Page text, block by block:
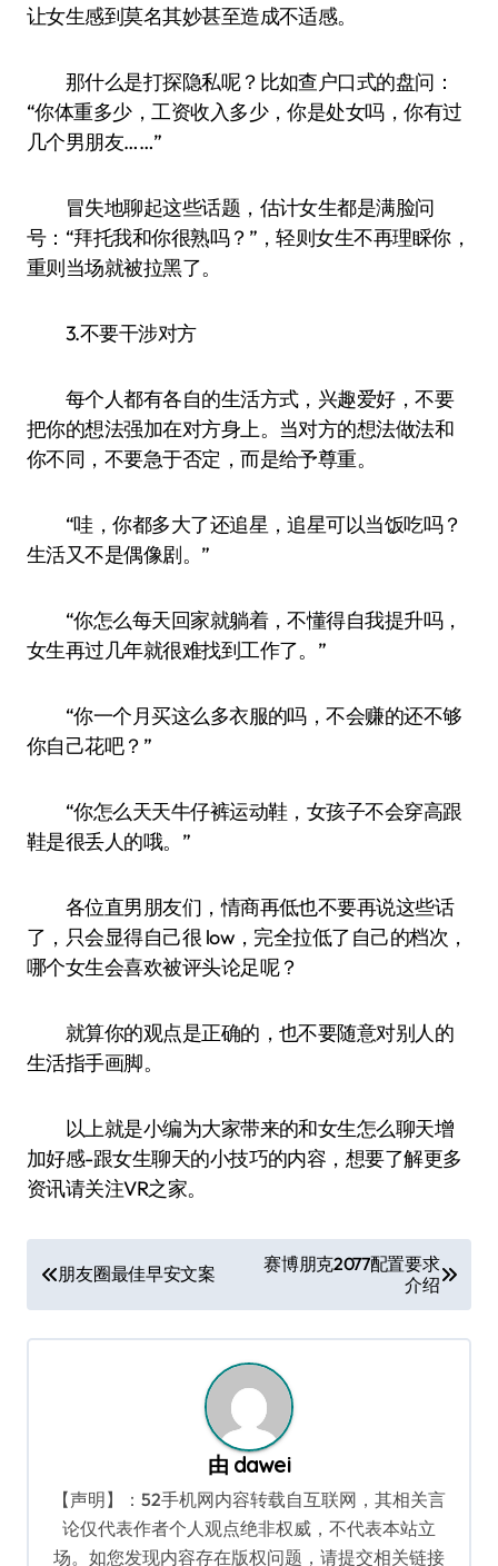
让女生感到莫名其妙甚至造成不适感。
那什么是打探隐私呢？比如查户口式的盘问：
“你体重多少，工资收入多少，你是处女吗，你有过
几个男朋友……”
冒失地聊起这些话题，估计女生都是满脸问
号：“拜托我和你很熟吗？”，轻则女生不再理睬你，
重则当场就被拉黑了。
3.不要干涉对方
每个人都有各自的生活方式，兴趣爱好，不要
把你的想法强加在对方身上。当对方的想法做法和
你不同，不要急于否定，而是给予尊重。
“哇，你都多大了还追星，追星可以当饭吃吗？
生活又不是偶像剧。”
“你怎么每天回家就躺着，不懂得自我提升吗，
女生再过几年就很难找到工作了。”
“你一个月买这么多衣服的吗，不会赚的还不够
你自己花吧？”
“你怎么天天牛仔裤运动鞋，女孩子不会穿高跟
鞋是很丢人的哦。”
各位直男朋友们，情商再低也不要再说这些话
了，只会显得自己很 low，完全拉低了自己的档次，
哪个女生会喜欢被评头论足呢？
就算你的观点是正确的，也不要随意对别人的
生活指手画脚。
以上就是小编为大家带来的和女生怎么聊天增
加好感-跟女生聊天的小技巧的内容，想要了解更多
资讯请关注VR之家。
章
导
朋友圈最佳早安文案
赛博朋克2077配置要求
介绍
由 dawei
【声明】：52手机网内容转载自互联网，其相关言
论仅代表作者个人观点绝非权威，不代表本站立
场。如您发现内容存在版权问题，请提交相关链接